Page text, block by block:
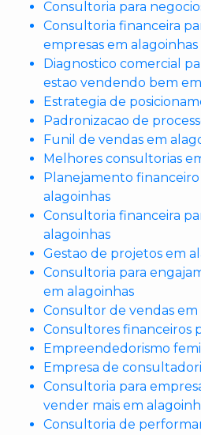
Consultoria para
Consultoria financeira
empresas em alagoinhas
Diagnostico comercial
estao vendendo bem
Estrategia de
Padronizacao de
Funil de vendas em
Melhores consultorias
Planejamento
alagoinhas
Consultoria financeira
alagoinhas
Gestao de projetos em
Consultoria para
em alagoinhas
Consultor de vendas em
Consultores financeiros
Empreendedorismo
Empresa de
Consultoria para
vender mais em
Consultoria de